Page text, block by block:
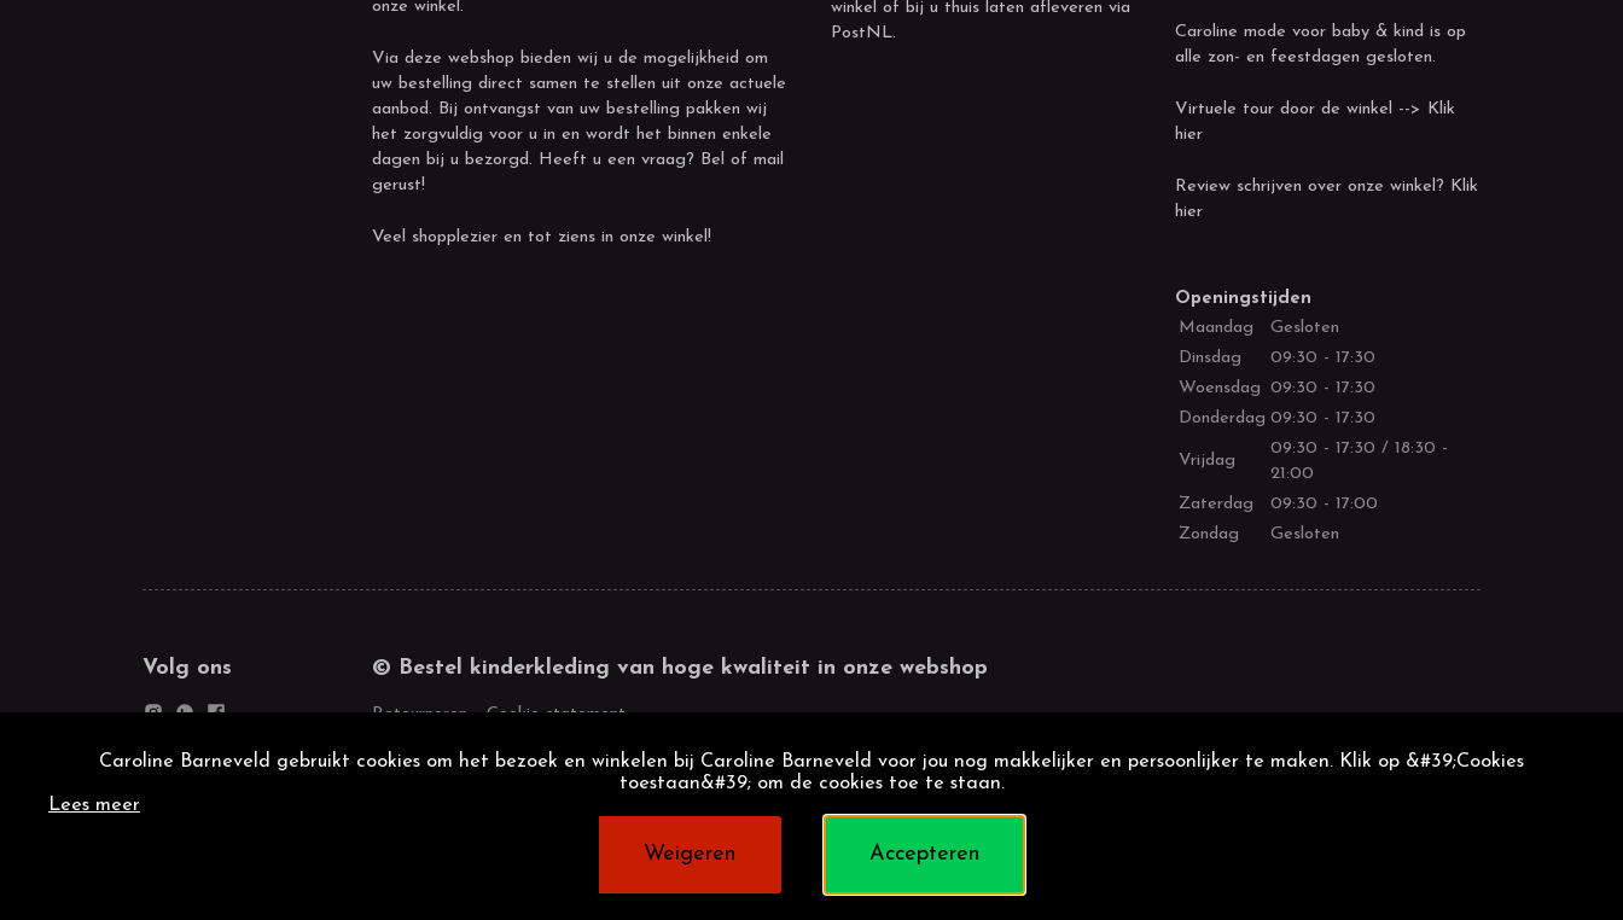
onze winkel.
Via deze webshop bieden wij u de mogelijkheid om
uw bestelling direct samen te stellen uit onze actuele
aanbod. Bij ontvangst van uw bestelling pakken wij
het zorgvuldig voor u in en wordt het binnen enkele
dagen bij u bezorgd. Heeft u een vraag? Bel of mail
gerust!
Veel shopplezier en tot ziens in onze winkel!
winkel of bij u thuis laten afleveren via
PostNL.
Caroline mode voor baby & kind is op
alle zon- en feestdagen gesloten.
Virtuele tour door de winkel --> Klik
hier
Review schrijven over onze winkel? Klik
hier
Openingstijden
Maandag
Gesloten
Dinsdag
09:30 - 17:30
Woensdag 09:30 - 17:30
Donderdag 09:30 - 17:30
Vrijdag
09:30 - 17:30 / 18:30 -
21:00
Zaterdag
09:30 - 17:00
Zondag
Gesloten
Volg ons © Bestel kinderkleding van hoge kwaliteit in onze webshop
Retourneren Cookie statement
Caroline Barneveld gebruikt cookies om het bezoek en winkelen bij Caroline Barneveld voor jou nog makkelijker en persoonlijker te maken. Klik op &#39;Cookies
toestaan&#39; om de cookies toe te staan.
Lees meer
Weigeren Accepteren